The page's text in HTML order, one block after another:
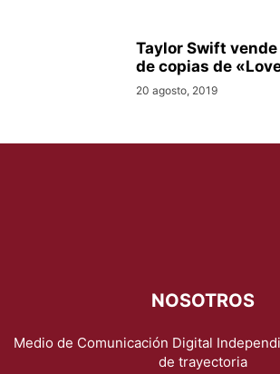
Taylor Swift
de copias de
20 agosto, 2019
NOSOTROS
Medio de Comunicación Digital
de trayectoria